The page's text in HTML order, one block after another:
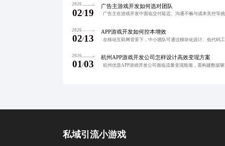
2026
02/19
广告主游戏开发如何选对团队
2026
02/13
APP游戏开发如何控本增效
2026
01/03
杭州APP游戏开发公司怎样设计高效变现方案
私域引流小游戏